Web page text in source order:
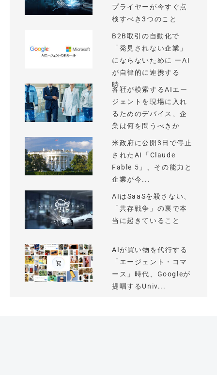
プライヤーが今すぐ点
検すべき3つのこと
B2B取引の自動化で
「発見されない企業」
にならないために ーAI
が自律的に連携する
時...
各社が模索するAIエー
ジェントを現場に入れ
るためのデバイス、企
業は何を問うべきか
米政府に公開3日で停止
されたAI「Claude
Fable 5」、その能力と
企業が今...
AIはSaaSを殺さない、
「共存戦争」の裏で本
当に起きていること
AIが買い物を代行する
「エージェント・コマ
ース」時代、Googleが
提唱するUniv...